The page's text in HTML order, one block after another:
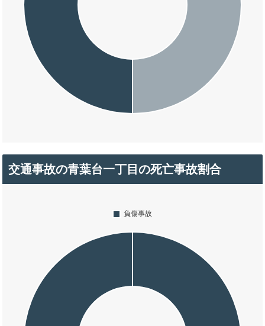
交通事故の青葉台一丁目の死亡事故割合